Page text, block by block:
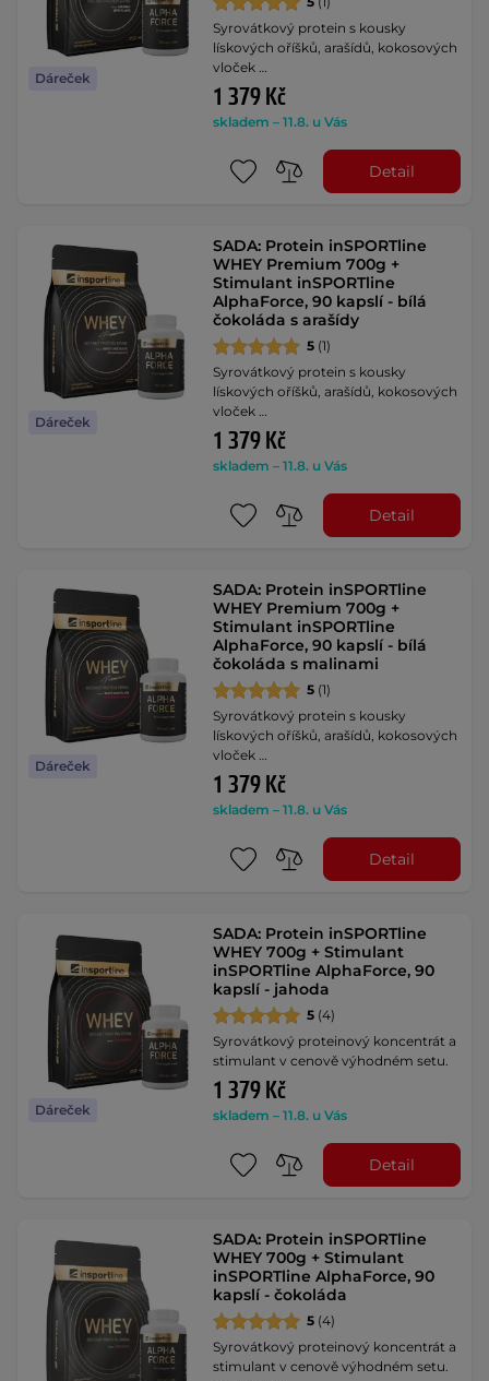
Dáreček
Syrovátkový protein s kousky
lískových oříšků, arašídů, kokosových
vloček …
1 379 Kč
skladem – 11.8. u Vás
Detail
Dáreček
SADA: Protein inSPORTline
WHEY Premium 700g +
Stimulant inSPORTline
AlphaForce, 90 kapslí - bílá
čokoláda s arašídy
5 (1)
Syrovátkový protein s kousky
lískových oříšků, arašídů, kokosových
vloček …
1 379 Kč
skladem – 11.8. u Vás
Detail
Dáreček
SADA: Protein inSPORTline
WHEY Premium 700g +
Stimulant inSPORTline
AlphaForce, 90 kapslí - bílá
čokoláda s malinami
5 (1)
Syrovátkový protein s kousky
lískových oříšků, arašídů, kokosových
vloček …
1 379 Kč
skladem – 11.8. u Vás
Detail
Dáreček
SADA: Protein inSPORTline
WHEY 700g + Stimulant
inSPORTline AlphaForce, 90
kapslí - jahoda
5 (4)
Syrovátkový proteinový koncentrát a
stimulant v cenově výhodném setu.
1 379 Kč
skladem – 11.8. u Vás
Detail
SADA: Protein inSPORTline
WHEY 700g + Stimulant
inSPORTline AlphaForce, 90
kapslí - čokoláda
5 (4)
Syrovátkový proteinový koncentrát a
stimulant v cenově výhodném setu.